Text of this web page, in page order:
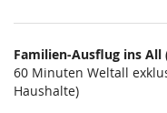
Familien-Ausflug ins
60 Minuten Weltall
Haushalte)